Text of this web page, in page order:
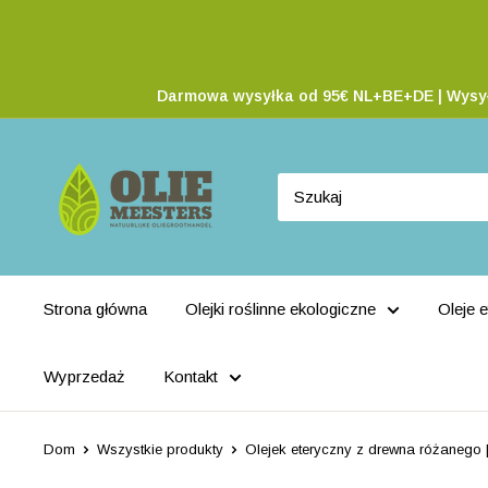
Darmowa wysyłka od 95€ NL+BE+DE |
Strona główna Olejki roślinne ekologiczne Oleje
Wyprzedaż Kontakt
Dom Wszystkie produkty Olejek eteryczny z drewna różanego